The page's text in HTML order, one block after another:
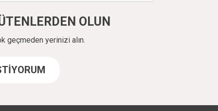
OLUN
geçmeden yerinizi alın.